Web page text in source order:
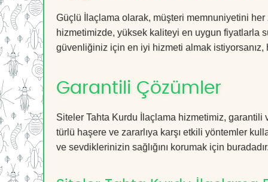
Güçlü İlaçlama olarak, müşteri memnuniyetini
hizmetimizde, yüksek kaliteyi en uygun fiyatlarla
güvenliğiniz için en iyi hizmeti almak
Garantili Çözümler
Siteler Tahta Kurdu İlaçlama hizmetimiz, garantili
türlü haşere ve zararlıya karşı etkili yöntemler
ve sevdiklerinizin sağlığını korumak için